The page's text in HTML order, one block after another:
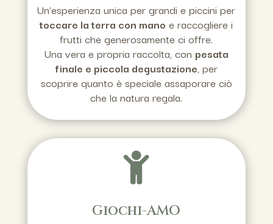
Un’esperienza unica per grandi e piccini per
toccare la terra con mano e raccogliere i
frutti che generosamente ci offre.
Una vera e propria raccolta, con pesata
finale e piccola degustazione, per
scoprire quanto è speciale assaporare ciò
che la natura regala.
Giochi-AMO